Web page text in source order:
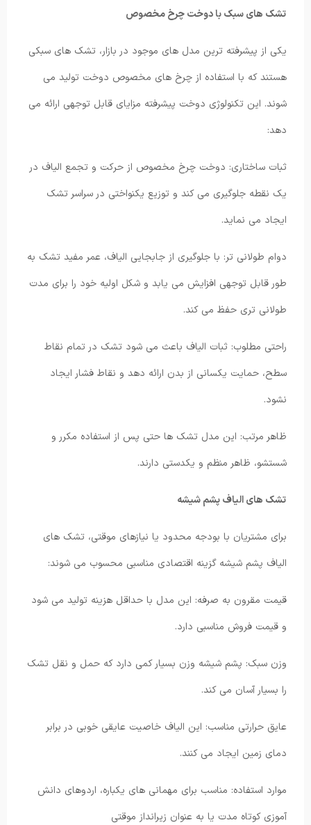
تشک های سبک با دوخت چرخ مخصوص
یکی از پیشرفته ترین مدل های موجود در بازار، تشک های سبکی
هستند که با استفاده از چرخ های مخصوص دوخت تولید می
شوند. این تکنولوژی دوخت پیشرفته مزایای قابل توجهی ارائه می
دهد:
ثبات ساختاری: دوخت چرخ مخصوص از حرکت و تجمع الیاف در
یک نقطه جلوگیری می کند و توزیع یکنواختی در سراسر تشک
ایجاد می نماید.
دوام طولانی تر: با جلوگیری از جابجایی الیاف، عمر مفید تشک به
طور قابل توجهی افزایش می یابد و شکل اولیه خود را برای مدت
طولانی تری حفظ می کند.
راحتی مطلوب: ثبات الیاف باعث می شود تشک در تمام نقاط
سطح، حمایت یکسانی از بدن ارائه دهد و نقاط فشار ایجاد
نشود.
ظاهر مرتب: این مدل تشک ها حتی پس از استفاده مکرر و
شستشو، ظاهر منظم و یکدستی دارند.
تشک های الیاف پشم شیشه
برای مشتریان با بودجه محدود یا نیازهای موقتی، تشک های
الیاف پشم شیشه گزینه اقتصادی مناسبی محسوب می شوند:
قیمت مقرون به صرفه: این مدل با حداقل هزینه تولید می شود
و قیمت فروش مناسبی دارد.
وزن سبک: پشم شیشه وزن بسیار کمی دارد که حمل و نقل تشک
را بسیار آسان می کند.
عایق حرارتی مناسب: این الیاف خاصیت عایقی خوبی در برابر
دمای زمین ایجاد می کنند.
موارد استفاده: مناسب برای مهمانی های یکباره، اردوهای دانش
آموزی کوتاه مدت یا به عنوان زیرانداز موقتی